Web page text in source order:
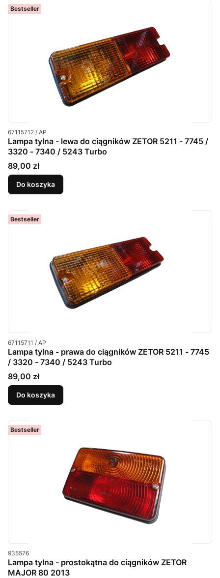
Bestseller
Kod produktu
67115712 / AP
Lampa tylna - lewa do ciągników ZETOR 5211 - 7745 /
3320 - 7340 / 5243 Turbo
Cena
89,00 zł
Do koszyka
Bestseller
Kod produktu
67115711 / AP
Lampa tylna - prawa do ciągników ZETOR 5211 - 7745
/ 3320 - 7340 / 5243 Turbo
Cena
89,00 zł
Do koszyka
Bestseller
Kod produktu
935576
Lampa tylna - prostokątna do ciągników ZETOR
MAJOR 80 2013